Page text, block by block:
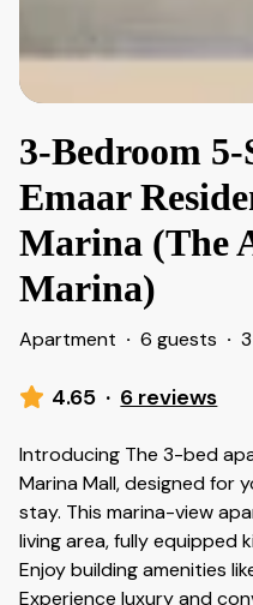
3-Bedroom
Emaar
Marina (The
Marina)
Apartment · 6 guests ·
4.65 · 6 reviews
Introducing The 3-bed
Marina Mall, designed for
stay. This marina-view
living area, fully equipped
Enjoy building amenities
Experience luxury and